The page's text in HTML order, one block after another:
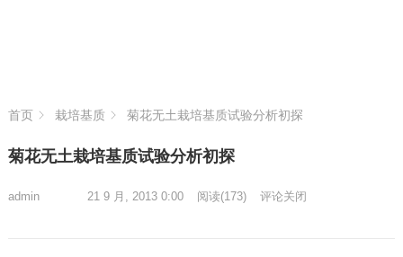
首页 栽培基质 菊花无土栽培基质试验分析初探
菊花无土栽培基质试验分析初探
admin 21 9 月, 2013 0:00 阅读(173) 评论关闭